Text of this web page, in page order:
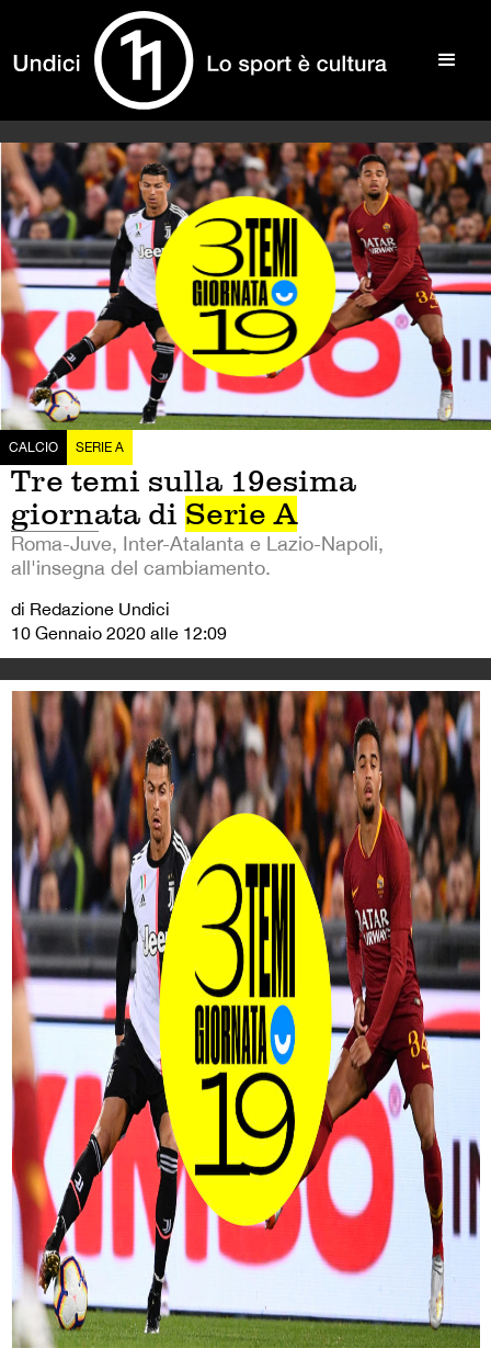
CALCIO SERIE A
Tre temi sulla 19esima
giornata di Serie A
Roma-Juve, Inter-Atalanta e Lazio-Napoli,
all'insegna del cambiamento.
di Redazione Undici
10 Gennaio 2020 alle 12:09